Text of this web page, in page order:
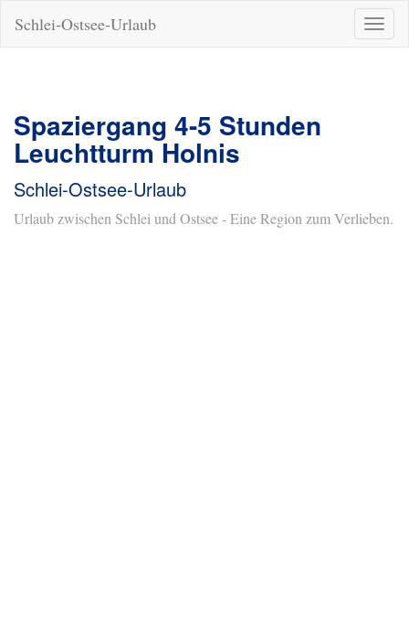
ein-/
Schlei-Ostsee-Urlaub
Spaziergang 4-5 Stunden
Leuchtturm Holnis
Schlei-Ostsee-Urlaub
Urlaub zwischen Schlei und Ostsee - Eine Region zum Verlieben.